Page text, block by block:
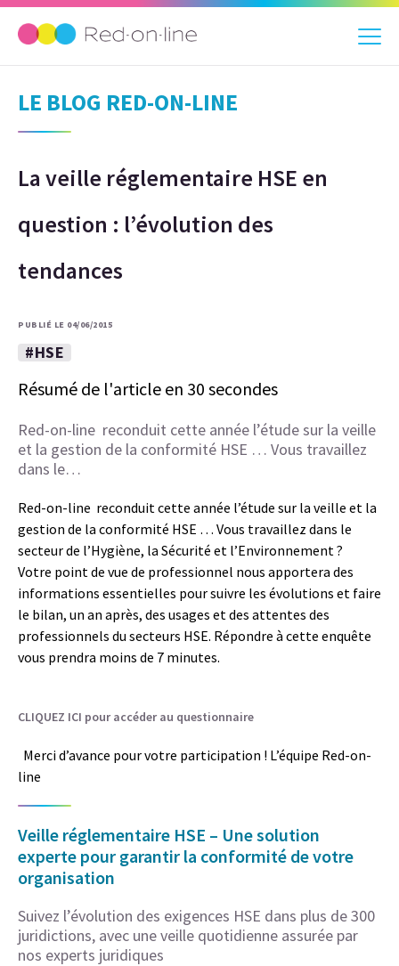
LE BLOG RED-ON-LINE
La veille réglementaire HSE en
question : l’évolution des
tendances
PUBLIÉ LE 04/06/2015
#HSE
Résumé de l'article en 30 secondes
Red-on-line reconduit cette année l’étude sur la veille
et la gestion de la conformité HSE … Vous travaillez
dans le…
Red-on-line reconduit cette année l’étude sur la veille et la
gestion de la conformité HSE … Vous travaillez dans le
secteur de l’Hygiène, la Sécurité et l’Environnement ?
Votre point de vue de professionnel nous apportera des
informations essentielles pour suivre les évolutions et faire
le bilan, un an après, des usages et des attentes des
professionnels du secteurs HSE. Répondre à cette enquête
vous prendra moins de 7 minutes.
CLIQUEZ ICI pour accéder au questionnaire
Merci d’avance pour votre participation ! L’équipe Red-on-
line
Veille réglementaire HSE – Une solution
experte pour garantir la conformité de votre
organisation
Suivez l’évolution des exigences HSE dans plus de 300
juridictions, avec une veille quotidienne assurée par
nos experts juridiques